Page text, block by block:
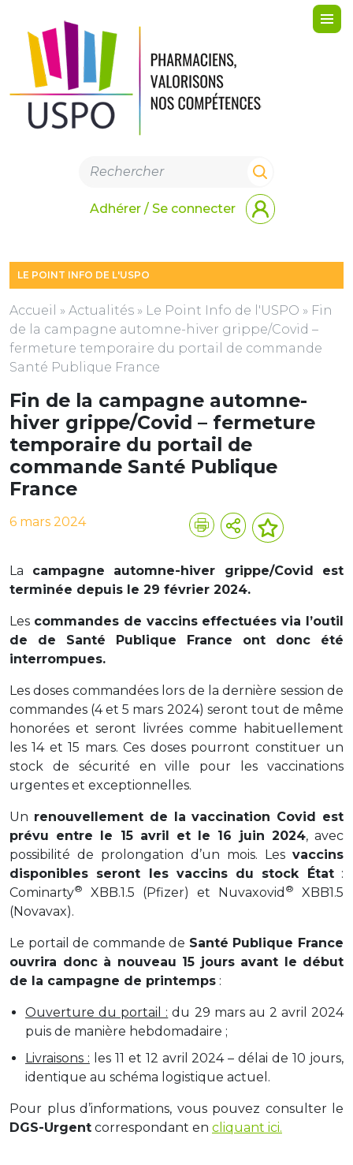
Adhérer / Se connecter
LE POINT INFO DE L'USPO
Accueil » Actualités » Le Point Info de l'USPO » Fin
de la campagne automne-hiver grippe/Covid –
fermeture temporaire du portail de commande
Santé Publique France
Fin de la campagne automne-
hiver grippe/Covid – fermeture
temporaire du portail de
commande Santé Publique
France
6 mars 2024
La campagne automne-hiver grippe/Covid est
terminée depuis le 29 février 2024.
Les commandes de vaccins effectuées via l’outil
de de Santé Publique France ont donc été
interrompues.
Les doses commandées lors de la dernière session de
commandes (4 et 5 mars 2024) seront tout de même
honorées et seront livrées comme habituellement
les 14 et 15 mars. Ces doses pourront constituer un
stock de sécurité en ville pour les vaccinations
urgentes et exceptionnelles.
Un renouvellement de la vaccination Covid est
prévu entre le 15 avril et le 16 juin 2024, avec
possibilité de prolongation d’un mois. Les vaccins
disponibles seront les vaccins du stock État:
Cominarty® XBB.1.5 (Pfizer) et Nuvaxovid ®
XBB1.5
(Novavax).
Le portail de commande de Santé Publique France
ouvrira donc à nouveau 15 jours avant le début
de la campagne de printemps :
Ouverture du portail : du 29 mars au 2 avril 2024
puis de manière hebdomadaire ;
Livraisons : les 11 et 12 avril 2024 – délai de 10 jours,
identique au schéma logistique actuel.
Pour plus d’informations, vous pouvez consulter le
DGS-Urgent correspondant en cliquant ici.